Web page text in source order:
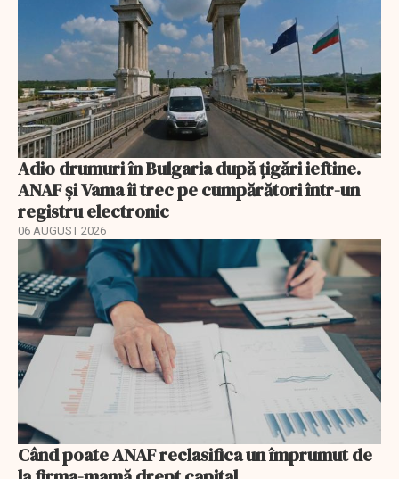
Adio drumuri în Bulgaria după țigări ieftine.
ANAF și Vama îi trec pe cumpărători într-un
registru electronic
06 AUGUST 2026
Când poate ANAF reclasifica un împrumut de